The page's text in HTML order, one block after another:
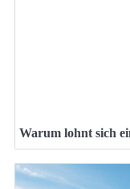
Warum lohnt sich